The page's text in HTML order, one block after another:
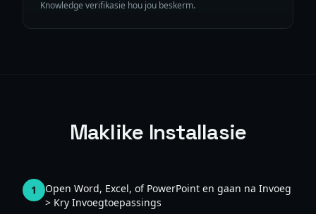
Knowledge verifikasie hou jou beskerm.
Maklike Installasie
1
Open Word, Excel, of PowerPoint en gaan na Invoeg
> Kry Invoegtoepassings